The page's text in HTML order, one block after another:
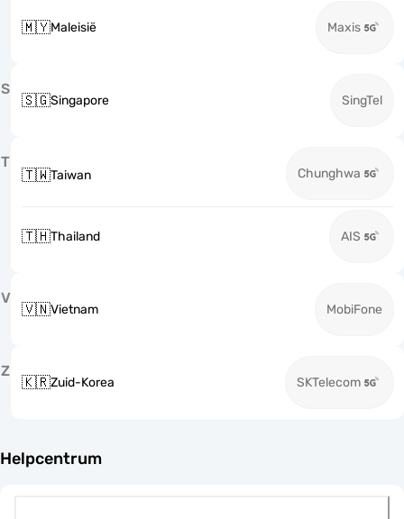
🇲🇾Maleisië Maxis
S
🇸🇬Singapore SingTel
T
🇹🇼Taiwan Chunghwa
🇹🇭Thailand AIS
V
🇻🇳Vietnam MobiFone
Z
🇰🇷Zuid-Korea SKTelecom
Helpcentrum